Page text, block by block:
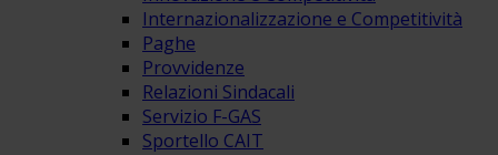
Internazionalizzazione e Competitività
Paghe
Provvidenze
Relazioni Sindacali
Servizio F-GAS
Sportello CAIT